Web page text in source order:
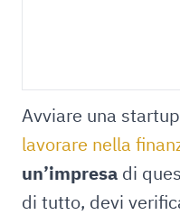
Avviare una
lavorare nella
un’impresa di
di tutto, devi